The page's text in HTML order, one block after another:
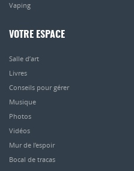
Vaping
VOTRE ESPACE
Salle d’art
Livres
Conseils pour gérer
Musique
Photos
Vidéos
Mur de l’espoir
Bocal de tracas